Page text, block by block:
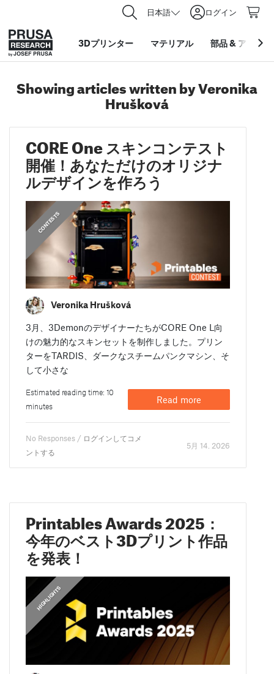
日本語 ログイン
3Dプリンター マテリアル 部品& アクセ
Showing articles written by Veronika
Hrušková
CORE One スキンコンテスト
開催！あなただけのオリジナ
ルデザインを作ろう
CONTESTS
CONTESTS
Veronika Hrušková
3月、3DemonのデザイナーたちがCORE One L向
けの魅力的なスキンセットを制作しました。プリン
ターをTARDIS、ダークなスチームパンクマシン、そ
して小さな
Estimated reading time: 10
minutes
Read more
No Responses / ログインしてコメ
ントする
5月 14. 2026
Printables Awards 2025：
今年のベスト3Dプリント作品
を発表！
HIGHLIGHTS
HIGHLIGHTS